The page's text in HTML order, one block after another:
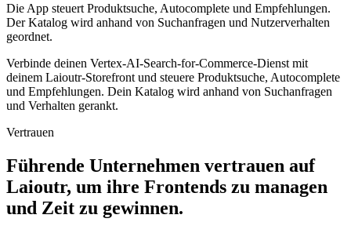
Die App steuert Produktsuche, Autocomplete und Empfehlungen.
Der Katalog wird anhand von Suchanfragen und Nutzerverhalten
geordnet.
Verbinde deinen Vertex-AI-Search-for-Commerce-Dienst mit
deinem Laioutr-Storefront und steuere Produktsuche, Autocomplete
und Empfehlungen. Dein Katalog wird anhand von Suchanfragen
und Verhalten gerankt.
Vertrauen
Führende Unternehmen vertrauen auf
Laioutr, um ihre Frontends zu managen
und Zeit zu gewinnen.